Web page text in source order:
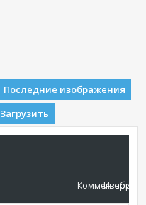
Последние изображения
Загрузить
Комментарии